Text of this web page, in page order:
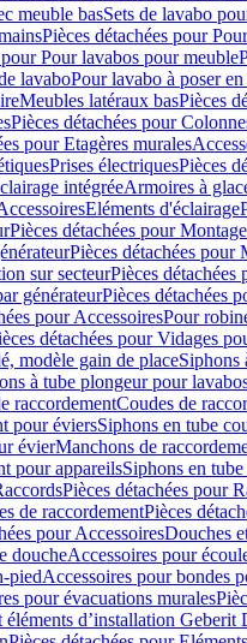
meuble basSets de lavabo
Pièces détachées pour
pour Pour lavabos pour meuble
lavaboPour lavabo à poser
Meubles latéraux basPièces
Pièces détachées pour
pour Etagères murales
Prises électriquesPièces
intégréeArmoires à
Eléments d'éclairage
Pièces détachées pour
Pièces détachées pour
sur secteurPièces
générateurPièces détachées
pour AccessoiresPour
détachées pour Vidages
modèle gain de placeSiphons
à tube plongeur pour
raccordementCoudes de
pour éviersSiphons en tube
évierManchons de
pour appareilsSiphons en
Pièces détachées pour
de raccordementPièces
pour AccessoiresDouches
doucheAccessoires pour
piedAccessoires pour bondes
pour évacuations murales
éléments d’installation Geberit